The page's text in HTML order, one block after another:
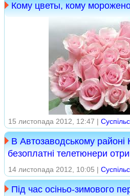
Кому цветы, кому
15 листопада 2012, 12:47 |
В Автозаводському районі
безоплатні телетюнери
14 листопада 2012, 10:05 |
Під час осіньо-зимового